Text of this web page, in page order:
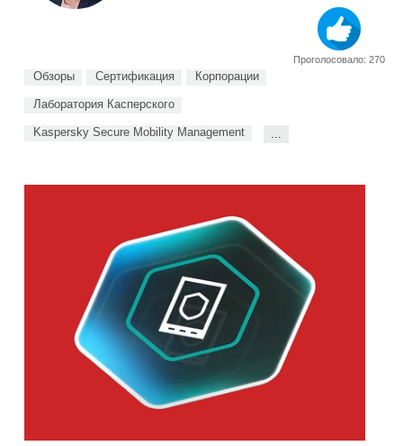
Проголосовало: 270
Обзоры Сертификация Корпорации
Лаборатория Касперского
Kaspersky Secure Mobility Management ...